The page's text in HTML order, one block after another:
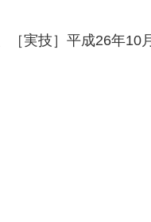
［実技］平成26年10